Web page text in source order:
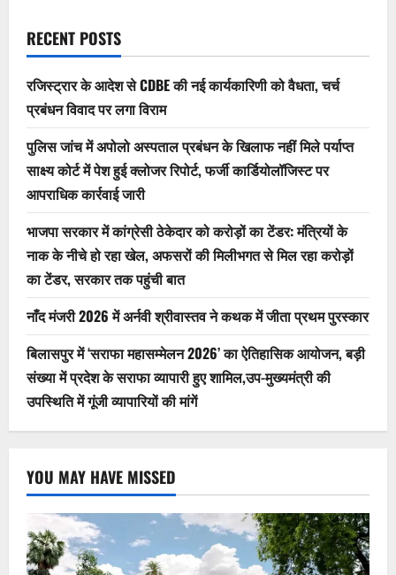
2026’
का
ऐतिहासिक
बड़ी
संख्या
में
प्रदेश
के
सराफा
व्यापारी
हुए
शामिल,उप-
मुख्यमंत्री
की
उपस्थिति
में
गूंजी
व्यापारियों
की
मांगें
RECENT POSTS
रजिस्ट्रार के आदेश से CDBE की नई कार्यकारिणी को वैधता, चर्च
प्रबंधन विवाद पर लगा विराम
पुलिस जांच में अपोलो अस्पताल प्रबंधन के खिलाफ नहीं मिले पर्याप्त
साक्ष्य कोर्ट में पेश हुई क्लोजर रिपोर्ट, फर्जी कार्डियोलॉजिस्ट पर
आपराधिक कार्रवाई जारी
भाजपा सरकार में कांग्रेसी ठेकेदार को करोड़ों का टेंडर: मंत्रियों के
नाक के नीचे हो रहा खेल, अफसरों की मिलीभगत से मिल रहा करोड़ों
का टेंडर, सरकार तक पहुंची बात
नाँद मंजरी 2026 में अर्नवी श्रीवास्तव ने कथक में जीता प्रथम पुरस्कार
बिलासपुर में ‘सराफा महासम्मेलन 2026’ का ऐतिहासिक आयोजन, बड़ी
संख्या में प्रदेश के सराफा व्यापारी हुए शामिल,उप-मुख्यमंत्री की
उपस्थिति में गूंजी व्यापारियों की मांगें
YOU MAY HAVE MISSED